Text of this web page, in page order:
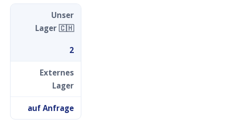
Unser
Lager 🇨🇭
2
Externes
Lager
auf Anfrage